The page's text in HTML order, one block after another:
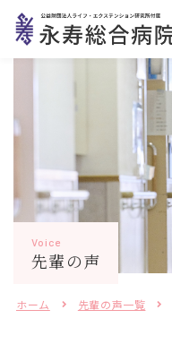
Voice
先輩の声
ホーム 先輩の声一覧